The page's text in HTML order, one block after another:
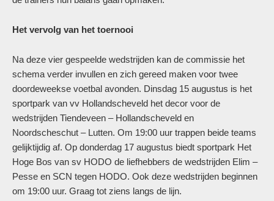
Het vervolg van het toernooi
Na deze vier gespeelde wedstrijden kan de commissie het
schema verder invullen en zich gereed maken voor twee
doordeweekse voetbal avonden. Dinsdag 15 augustus is het
sportpark van vv Hollandscheveld het decor voor de
wedstrijden Tiendeveen – Hollandscheveld en
Noordscheschut – Lutten. Om 19:00 uur trappen beide teams
gelijktijdig af. Op donderdag 17 augustus biedt sportpark Het
Hoge Bos van sv HODO de liefhebbers de wedstrijden Elim –
Pesse en SCN tegen HODO. Ook deze wedstrijden beginnen
om 19:00 uur. Graag tot ziens langs de lijn.